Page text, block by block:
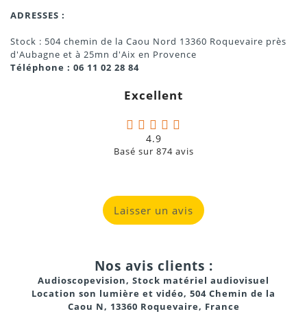
ADRESSES :
Stock : 504 chemin de la Caou Nord 13360 Roquevaire près
d'Aubagne et à 25mn d'Aix en Provence
Téléphone : 06 11 02 28 84
Excellent
4.9
Basé sur 874avis
Laisser un avis
Nos avis clients :
Audioscopevision, Stock matériel audiovisuel
Location son lumière et vidéo, 504 Chemin de la
Caou N, 13360 Roquevaire, France